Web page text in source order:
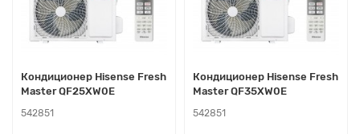
Кондиционер Hisense Fresh
Master QF25XW0E
542851
Кондиционер Hisense Fresh
Master QF35XW0E
542851